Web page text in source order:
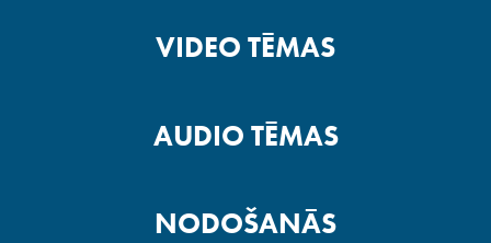
VIDEO TĒMAS
AUDIO TĒMAS
NODOŠANĀS